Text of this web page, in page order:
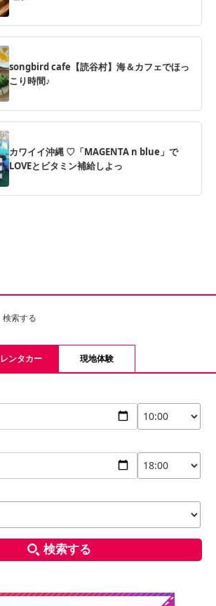
songbird cafe【読谷村】海＆カフェでほっ
こり時間♪
カワイイ沖縄 ♡「MAGENTA n blue」で
LOVEとビタミン補給しよっ
検索する
レンタカー 現地体験
検索する